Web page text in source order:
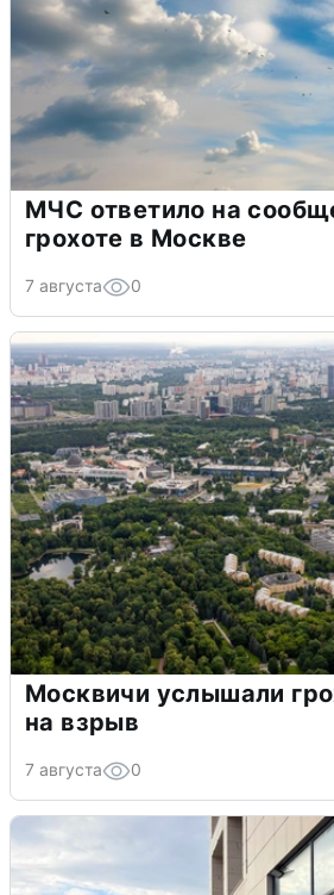
МЧС ответило на
грохоте в Москве
7 августа 0
Москвичи услышали
на взрыв
7 августа 0